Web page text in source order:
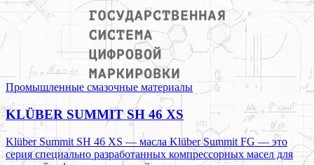
Промышленные смазочные материалы
KLÜBER SUMMIT SH 46 XS
Klüber Summit SH 46 XS — масла Klüber Summit FG — это
серия специально разработанных компрессорных масел для